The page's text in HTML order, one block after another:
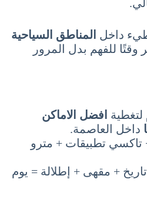
داخل المناطق السياحية
وقتًا للفهم بدل المرور
افضل الاماكن
داخل العاصمة.
تاكسي تطبيقات + مترو
تاريخ + مقهى + إطلالة = يوم